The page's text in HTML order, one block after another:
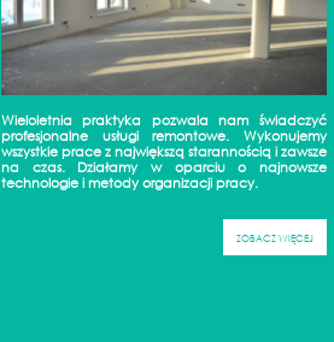
Wieloletnia praktyka pozwala nam świadczyć
profesjonalne usługi remontowe. Wykonujemy
wszystkie prace z największą starannością i zawsze
na czas. Działamy w oparciu o najnowsze
technologie i metody organizacji pracy.
ZOBACZ WIĘCEJ